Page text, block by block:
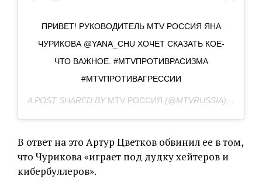
ПРИВЕТ! РУКОВОДИТЕЛЬ MTV РОССИЯ ЯНА
ЧУРИКОВА @YANA_CHU ХОЧЕТ СКАЗАТЬ КОЕ-
ЧТО ВАЖНОЕ. #MTVПРОТИВРАСИЗМА
#MTVПРОТИВАГРЕССИИ
A POST SHARED BY MTV РОССИЯ (@MTVRUSSIA) ON
В ответ на это Артур Цветков обвинил ее в том,
что Чурикова «играет под дудку хейтеров и
кибербуллеров».